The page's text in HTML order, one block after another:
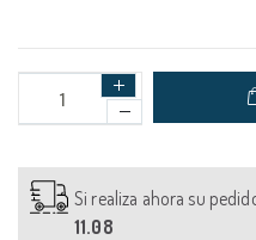
Si realiza ahora su
11.08